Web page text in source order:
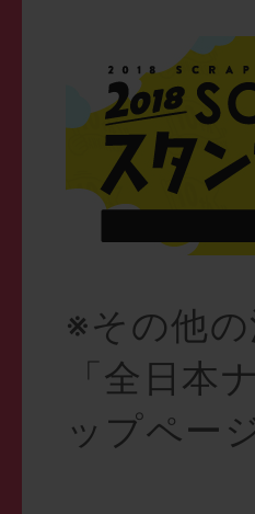
※その他
「全日本
ップペー